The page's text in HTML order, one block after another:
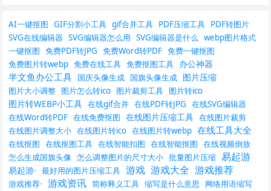
AI一键抠图 GIF分割小工具 gif合并工具 PDF压缩工具 PDF转图片
SVG在线编辑器 SVG编辑器怎么用 SVG编辑器是什么 webp图片格式
一键抠图 免费PDF转JPG 免费Word转PDF 免费一键抠图
免费图片转webp 免费在线工具 免费抠图工具 办公神器
半文鱼办公工具 国庆头像生成 国旗头像生成 图片压缩
图片大小调整 图片怎么转ico 图片裁剪工具 图片转ico
图片转WEBP小工具 在线gif合并 在线PDF转JPG 在线SVG编辑器
在线Word转PDF 在线免费抠图 在线图片压缩工具 在线图片裁剪
在线图片调整大小 在线图片转ico 在线图片转webp 在线工具大全
在线抠图 在线抠图工具 在线智能扣图 在线智能抠图 在线视频倒放
怎么生成国旗头像 怎么调整图片的尺寸大小 批量图片压缩 易起游
易起游· 最好用的图片压缩工具 游戏 游戏大全 游戏推荐
游戏推荐· 游戏资讯 简称释义工具 缩写是什么意思
网络用语缩写